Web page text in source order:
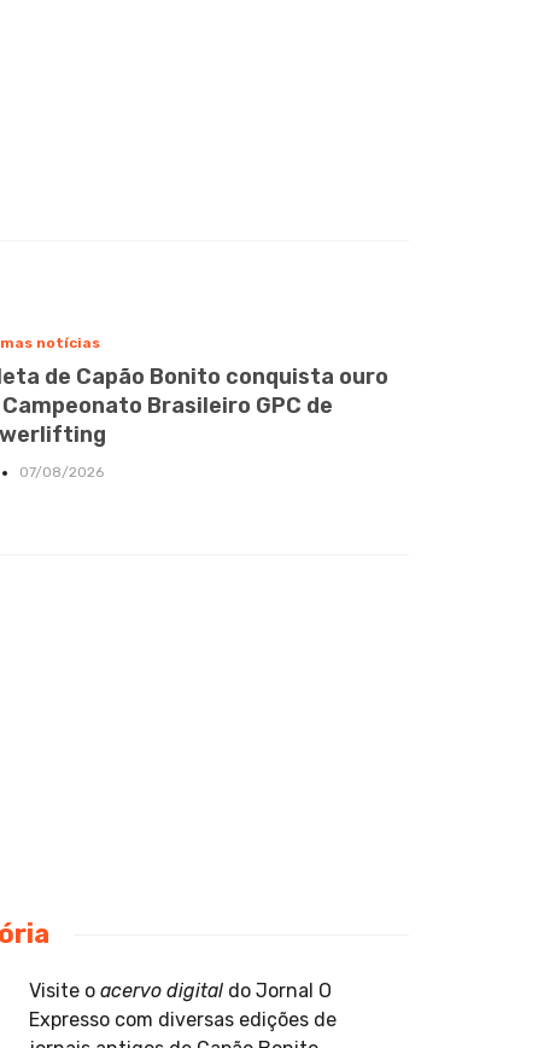
notícias
de Capão Bonito conquista ouro
Brasileiro GPC de
07/08/2026
Visite o acervo digital do Jornal O
Expresso com diversas edições de